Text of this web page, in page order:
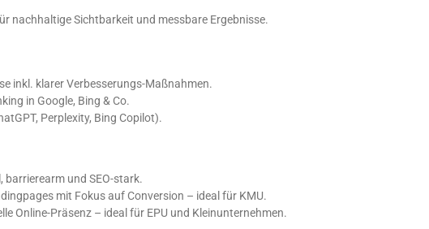
nachhaltige Sichtbarkeit und messbare Ergebnisse.
inkl. klarer Verbesserungs-Maßnahmen.
in Google, Bing & Co.
Perplexity, Bing Copilot).
barrierearm und SEO-stark.
mit Fokus auf Conversion – ideal für KMU.
Online-Präsenz – ideal für EPU und Kleinunternehmen.